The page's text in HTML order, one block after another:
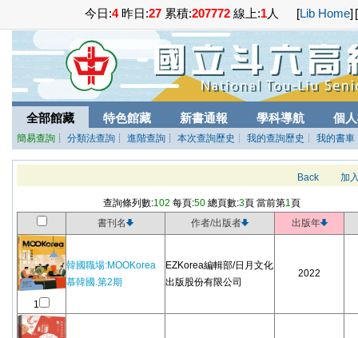
今日:4昨日:27 累積:207772 線上:1人 [Lib Home] [
全部館藏 特色館藏 新書通報 學科導航 個
簡易查詢 ┊ 分類法查詢 ┊ 進階查詢 ┊ 本次查詢歷史 ┊ 我的查詢歷史 ┊ 我的書車
Back 加
查詢條列數:102 每頁:50 總頁數:3頁 當前第1頁
書刊名
作者/出版者 出版年
1
韓國職場:MOOKorea
慕韓國.第2期
EZKorea編輯部/日月文化
出版股份有限公司
2022